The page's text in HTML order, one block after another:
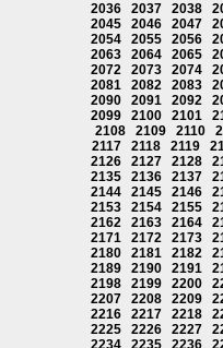
2036
2037 2038
2045
2046 2047
2054
2055 2056
2063
2064 2065
2072
2073 2074
2081
2082 2083
2090
2091 2092
2099
2100 2101
2108
2109 2110
2117
2118 2119
2126
2127 2128
2135
2136 2137
2144
2145 2146
2153
2154 2155
2162
2163 2164
2171
2172 2173
2180
2181 2182
2189
2190 2191
2198
2199 2200
2207
2208 2209
2216
2217 2218
2225
2226 2227